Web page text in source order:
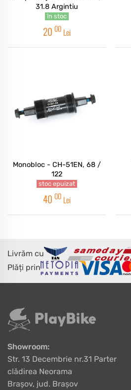
31.8 Argintiu
în stoc
20 00 Lei
Monobloc - CH-51EN, 68 /
122
stoc epuizat
40 00 Lei
Livrăm cu
Plăți prin
Showroom:
Str. 13 Decembrie nr.31 Parter
clădirea Neorama
Brașov, jud. Brașov